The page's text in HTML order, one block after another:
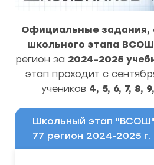
Официальные задания,
школьного этапа ВСОШ
регион за 2024-2025
этап проходит с
учеников 4, 5, 6, 7, 8,
Школьный этап "ВСОШ"
77 регион 2024-2025 г.